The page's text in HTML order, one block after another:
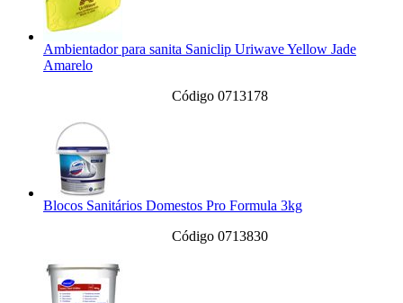
Ambientador para sanita Saniclip Uriwave Yellow Jade
Amarelo
Código 0713178
Blocos Sanitários Domestos Pro Formula 3kg
Código 0713830